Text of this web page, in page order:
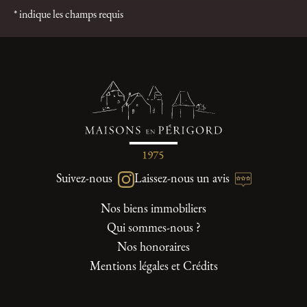
* indique les champs requis
Suivez-nous Laissez-nous un avis
Nos biens immobiliers
Qui sommes-nous ?
Nos honoraires
Mentions légales et Crédits